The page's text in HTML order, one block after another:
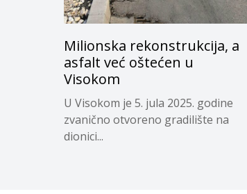
Milionska rekonstrukcija, a
asfalt već oštećen u
Visokom
U Visokom je 5. jula 2025. godine
zvanično otvoreno gradilište na
dionici...